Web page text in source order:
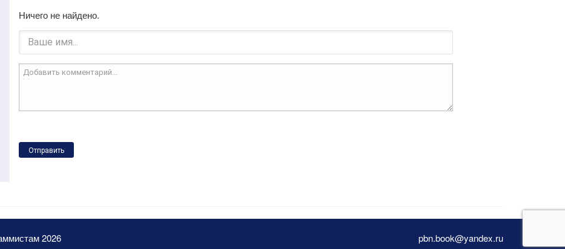
Ничего не найдено.
Отправить
2026 pbn.book@yandex.ru